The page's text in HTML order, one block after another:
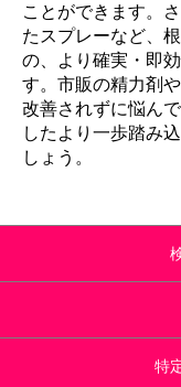
ことができます。
たスプレーなど、
の、より確実・即
す。市販の精力剤
改善されずに悩ん
したより一歩踏み
しょう。
特